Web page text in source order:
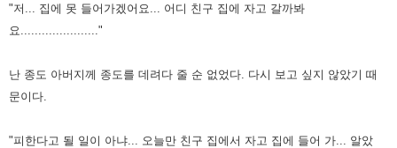
"저... 집에 못 들어가겠어요... 어디 친구 집에 자고 갈까봐
요......................"
난 종도 아버지께 종도를 데려다 줄 순 없었다. 다시 보고 싶지 않았기 때
문이다.
"피한다고 될 일이 아냐... 오늘만 친구 집에서 자고 집에 들어 가... 알았